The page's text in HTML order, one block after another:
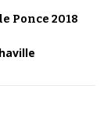
Ponce 2018